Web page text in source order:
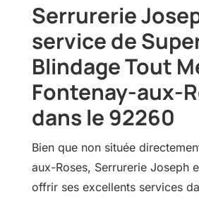
Serrurerie
service de
Blindage Tout
Fontenay-aux-
dans le 92260
Bien que non située
aux-Roses, Serrurerie Joseph
offrir ses excellents services